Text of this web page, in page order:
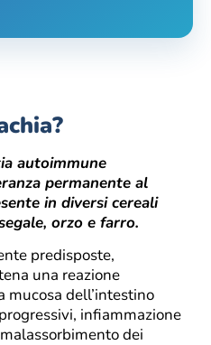
autoimmune
permanente al
in diversi cereali
orzo e farro.
predisposte,
una reazione
mucosa dell’intestino
infiammazione
dei